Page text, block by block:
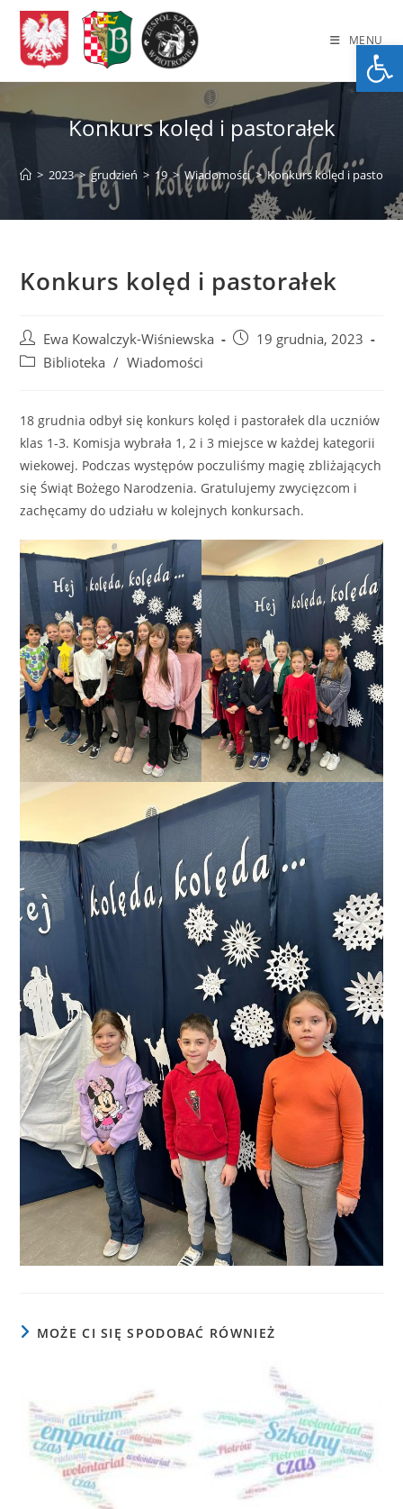
Skip
content
MENU
Konkurs kolęd i pastorałek
> 2023 > grudzień > 19 > Wiadomości > Konkurs kolęd i
Konkurs kolęd i pastorałek
Post
author:
Ewa Kowalczyk-Wiśniewska
Post19 grudnia, 2023
PostBiblioteka / Wiadomości
18 grudnia odbył się konkurs kolęd i pastorałek dla uczniów
klas 1-3. Komisja wybrała 1, 2 i 3 miejsce w każdej kategorii
wiekowej. Podczas występów poczuliśmy magię zbliżających
się Świąt Bożego Narodzenia. Gratulujemy zwycięzcom i
zachęcamy do udziału w kolejnych konkursach.
MOŻE CI SIĘ SPODOBAĆ RÓWNIEŻ